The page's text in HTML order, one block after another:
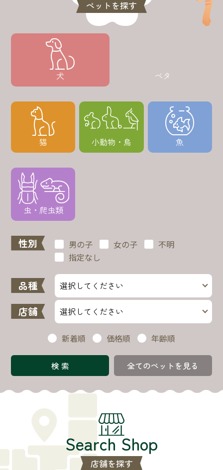
ペットを探す
犬 ベタ
猫 小動物・鳥 魚
虫・爬虫類
性別 男の子 女の子
不明
指定なし
品種
店舗
新着順 価格順 年齢順
全てのペットを見る
Search Shop
店舗を探す